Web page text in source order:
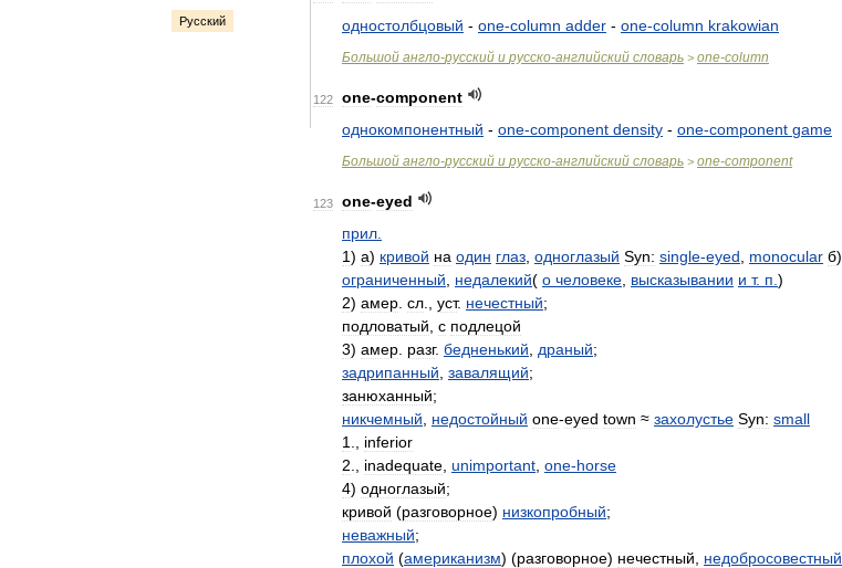
Русский
одностолбцовый - one-column adder - one-column krakowian
Большой англо-русский и русско-английский словарь > one-column
122 one-component
однокомпонентный - one-component density - one-component game
Большой англо-русский и русско-английский словарь > one-component
123 one-eyed
прил
1) а) кривой на один глаз одноглазый Syn: single-eyed monocular б)
ограниченный
недалекий( о человеке высказывании и т. п )
2) амер сл уст. нечестный;
подловатый с подлецой
3) амер разг. бедненький драный;
задрипанный завалящий;
занюханный;
никчемный
недостойный one-eyed town ≈ захолустье Syn: small
1
inferior
2
inadequate unimportant one-horse
4) одноглазый;
кривой (разговорное) низкопробный;
неважный;
плохой (американизм) (разговорное) нечестный недобросовестный